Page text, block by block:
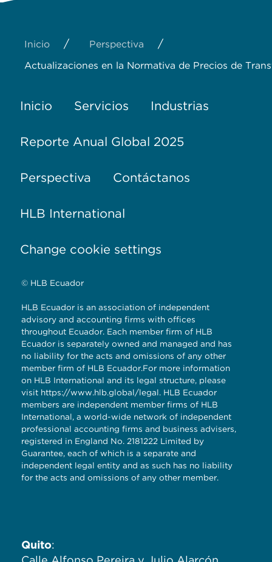
Inicio / Perspectiva /
Actualizaciones en la Normativa de Precios de
Inicio Servicios Industrias
Reporte Anual Global 2025
Perspectiva Contáctanos
HLB International
Change cookie settings
© HLB Ecuador
HLB Ecuador is an association of independent
advisory and accounting firms with offices
throughout Ecuador. Each member firm of HLB
Ecuador is separately owned and managed and has
no liability for the acts and omissions of any other
member firm of HLB Ecuador.For more information
on HLB International and its legal structure, please
visit https://www.hlb.global/legal. HLB Ecuador
members are independent member firms of HLB
International, a world-wide network of independent
professional accounting firms and business advisers,
registered in England No. 2181222 Limited by
Guarantee, each of which is a separate and
independent legal entity and as such has no liability
for the acts and omissions of any other member.
Quito: